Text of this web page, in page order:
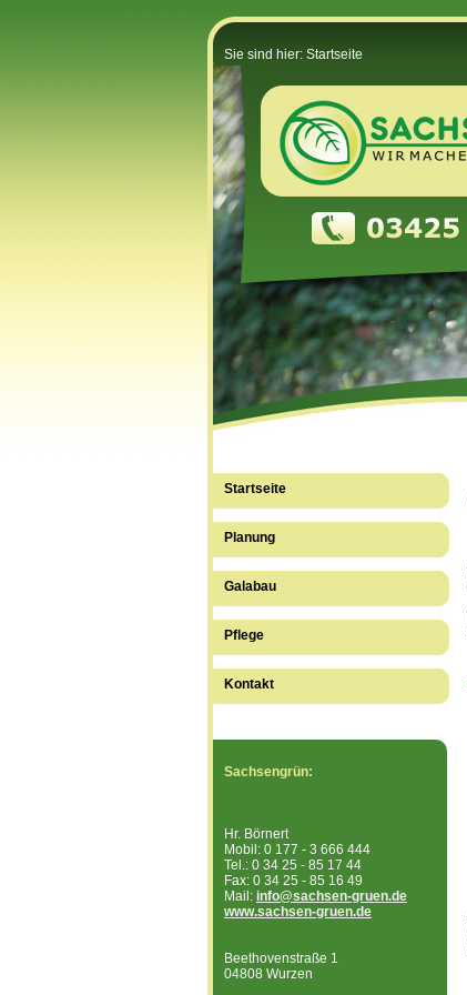
Sie sind hier: Startseite
Startseite
Planung
Galabau
Pflege
Kontakt
Sachsengrün:
Hr. Börnert
Mobil: 0 177 - 3 666 444
Tel.: 0 34 25 - 85 17 44
Fax: 0 34 25 - 85 16 49
Mail: info@sachsen-gruen.de
www.sachsen-gruen.de
Beethovenstraße 1
04808 Wurzen